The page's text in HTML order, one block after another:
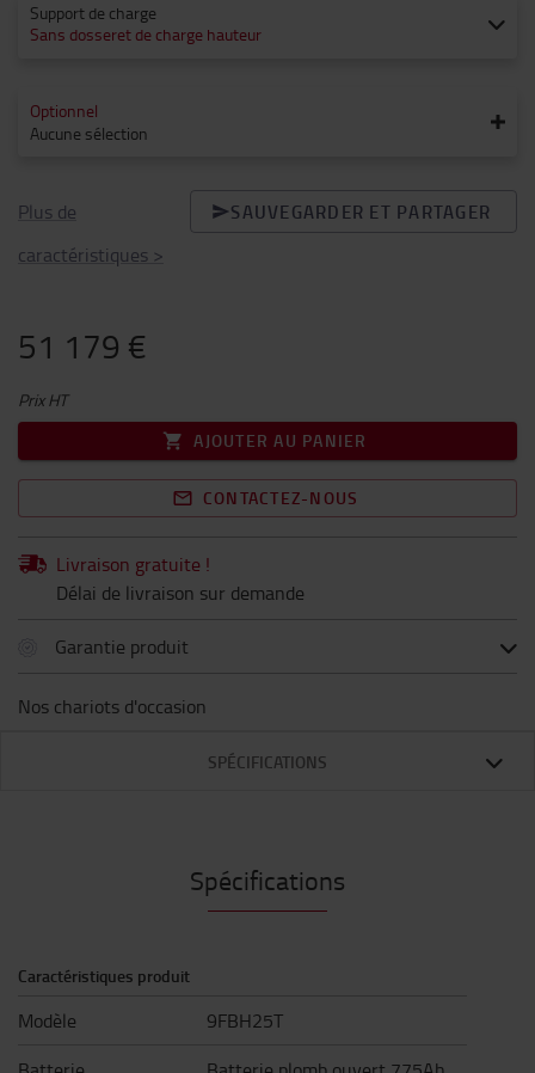
Support de charge
Sans dosseret de charge hauteur
Optionnel
Aucune sélection
Plus de
caractéristiques >
SAUVEGARDER ET PARTAGER
51 179 €
Prix HT
AJOUTER AU PANIER
CONTACTEZ-NOUS
Livraison gratuite !
Délai de livraison sur demande
Garantie produit
Nos chariots d'occasion
SPÉCIFICATIONS
Spécifications
Caractéristiques produit
Modèle
9FBH25T